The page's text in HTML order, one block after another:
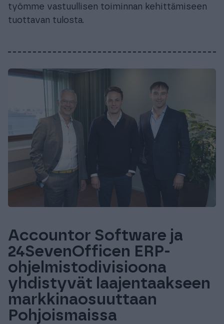
työmme vastuullisen toiminnan kehittämiseen
tuottavan tulosta.
Accountor Software ja
24SevenOfficen ERP-
ohjelmistodivisioona
yhdistyvät laajentaakseen
markkinaosuuttaan
Pohjoismaissa